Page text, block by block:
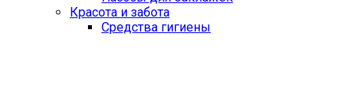
Красота и забота
Средства гигиены